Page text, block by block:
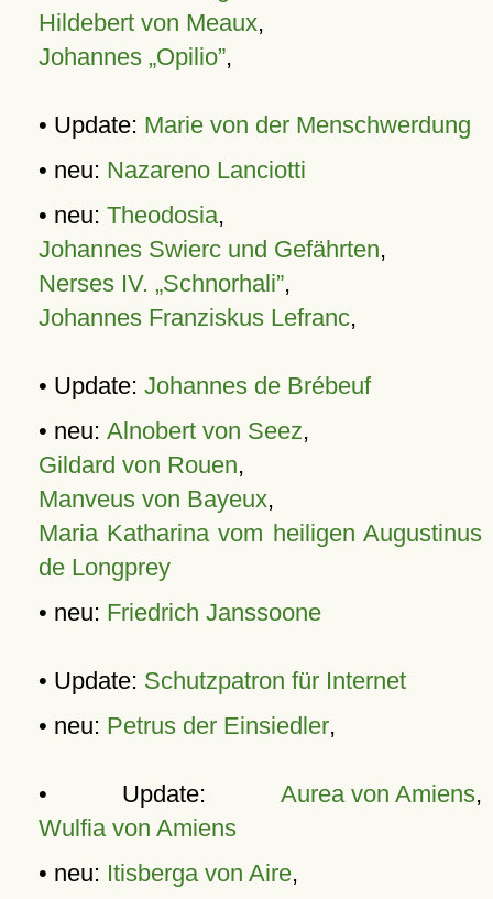
Hildebert von Meaux,
Johannes „Opilio”,
• Update: Marie von der Menschwerdung
• neu: Nazareno Lanciotti
• neu: Theodosia,
Johannes Swierc und Gefährten,
Nerses IV. „Schnorhali”,
Johannes Franziskus Lefranc,
• Update: Johannes de Brébeuf
• neu: Alnobert von Seez,
Gildard von Rouen,
Manveus von Bayeux,
Maria Katharina vom heiligen Augustinus
de Longprey
• neu: Friedrich Janssoone
• Update: Schutzpatron für Internet
• neu: Petrus der Einsiedler,
• Update: Aurea von Amiens,
Wulfia von Amiens
• neu: Itisberga von Aire,